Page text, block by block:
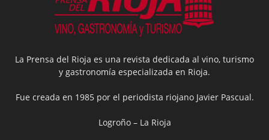
La Prensa del Rioja es una revista dedicada al vino, turismo
y gastronomía especializada en Rioja.
Fue creada en 1985 por el periodista riojano Javier Pascual.
Logroño – La Rioja